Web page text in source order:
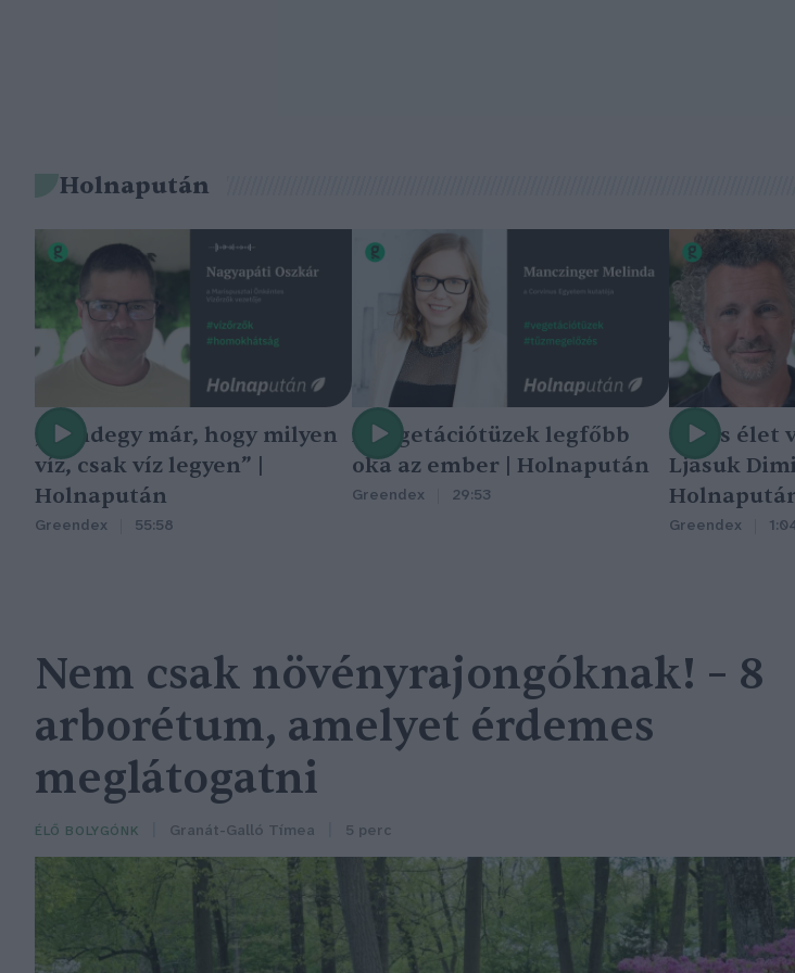
Holnapután
„Mindegy már, hogy milyen
víz, csak víz legyen” |
Holnapután
Greendex 55:58
A vegetációtüzek legfőbb
oka az ember | Holnapután
Greendex 29:53
Nincs élet
Ljasuk
Greendex
Nem csak növényrajongóknak! – 8
arborétum, amelyet érdemes
meglátogatni
ÉLŐ BOLYGÓNK Granát-Galló Tímea 5 perc